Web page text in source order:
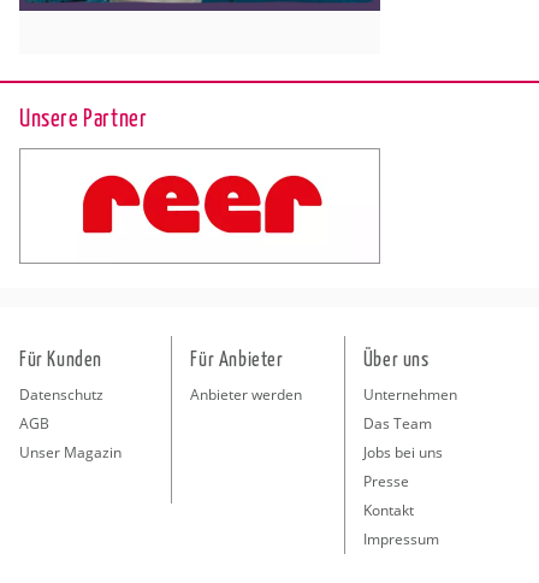
Unsere Partner
Für Kunden
Datenschutz
AGB
Unser Magazin
Für Anbieter
Anbieter werden
Über uns
Unternehmen
Das Team
Jobs bei uns
Presse
Kontakt
Impressum